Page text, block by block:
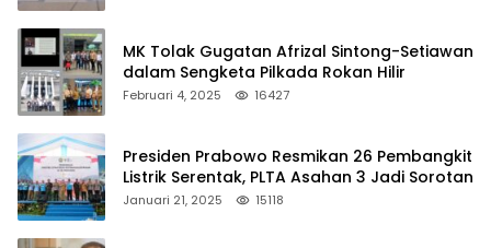
MK Tolak Gugatan Afrizal Sintong-Setiawan
dalam Sengketa Pilkada Rokan Hilir
Februari 4, 2025 16427
Presiden Prabowo Resmikan 26 Pembangkit
Listrik Serentak, PLTA Asahan 3 Jadi Sorotan
Januari 21, 2025 15118